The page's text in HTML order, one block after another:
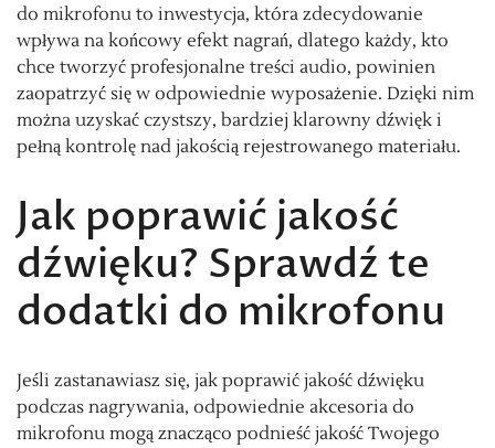
do mikrofonu to inwestycja, która zdecydowanie
wpływa na końcowy efekt nagrań, dlatego każdy, kto
chce tworzyć profesjonalne treści audio, powinien
zaopatrzyć się w odpowiednie wyposażenie. Dzięki nim
można uzyskać czystszy, bardziej klarowny dźwięk i
pełną kontrolę nad jakością rejestrowanego materiału.
Jak poprawić jakość
dźwięku? Sprawdź te
dodatki do mikrofonu
Jeśli zastanawiasz się, jak poprawić jakość dźwięku
podczas nagrywania, odpowiednie akcesoria do
mikrofonu mogą znacząco podnieść jakość Twojego